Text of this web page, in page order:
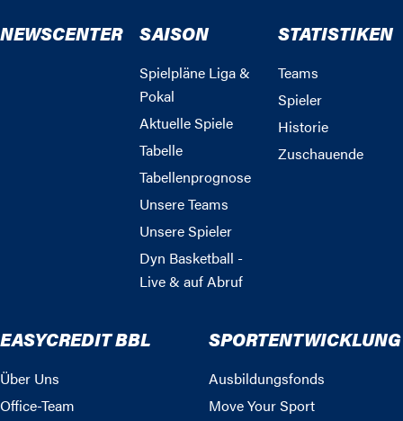
NEWSCENTER SAISON
Spielpläne Liga &
Pokal
Aktuelle Spiele
Tabelle
Tabellenprognose
Unsere Teams
Unsere Spieler
Dyn Basketball -
Live & auf Abruf
STATISTIKEN
Teams
Spieler
Historie
Zuschauende
EASYCREDIT BBL
Über Uns
Office-Team
SPORTENTWICKLUNG
Ausbildungsfonds
Move Your Sport